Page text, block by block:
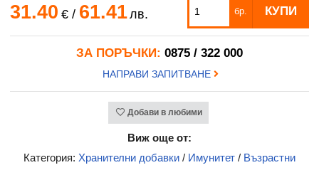
31.40 €/ 61.41лв. бр. КУПИ
ЗА ПОРЪЧКИ: 0875 / 322 000
НАПРАВИ ЗАПИТВАНЕ
Добави в любими
Виж още от:
Категория: Хранителни добавки / Имунитет / Възрастни